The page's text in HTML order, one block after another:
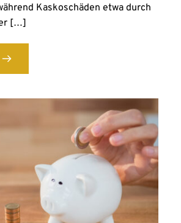
Kaskoschäden etwa durch
[…]